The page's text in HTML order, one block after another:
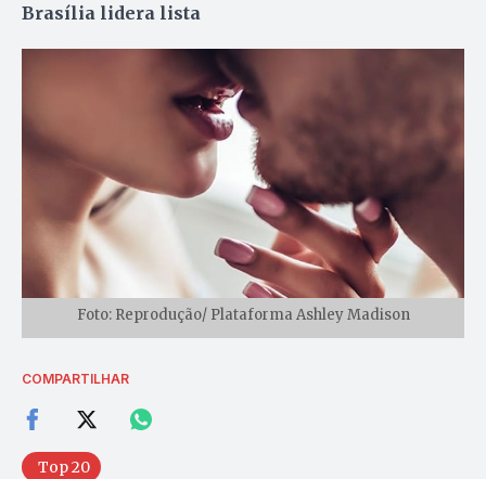
Brasília lidera lista
Foto: Reprodução/ Plataforma Ashley Madison
COMPARTILHAR
Top 20